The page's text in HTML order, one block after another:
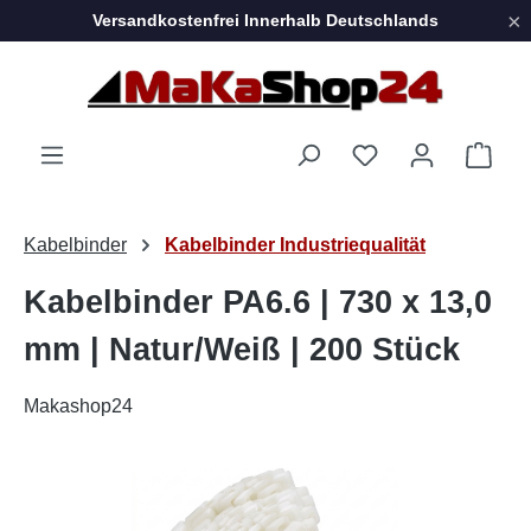
Zum Hauptinhalt springen
Versandkostenfrei Innerhalb Deutschlands ×
Kabelbinder Kabelbinder Industriequalität
Kabelbinder PA6.6 | 730 x 13,0
mm | Natur/Weiß | 200 Stück
Makashop24
Bildergalerie überspringen